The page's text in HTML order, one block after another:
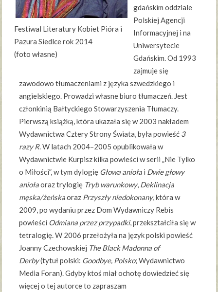
Festiwal Literatury Kobiet Pióra i
Pazura Siedlce rok 2014
(foto własne)
gdańskim oddziale
Polskiej Agencji
Informacyjnej i na
Uniwersytecie
Gdańskim. Od 1993
zajmuje się
zawodowo tłumaczeniami z języka szwedzkiego i
angielskiego. Prowadzi własne biuro tłumaczeń. Jest
członkinią Bałtyckiego Stowarzyszenia Tłumaczy.
Pierwszą książką, która ukazała się w 2003 nakładem
Wydawnictwa Cztery Strony Świata, była powieść 3
razy R. W latach 2004–2005 opublikowała w
Wydawnictwie Kurpisz kilka powieści w serii „Nie Tylko
o Miłości”, w tym dylogię Głowa anioła i Dwie głowy
aniołaoraz trylogię Tryb warunkowy, Deklinacja
męska/żeńskaoraz Przyszły niedokonany, która w
2009, po wydaniu przez Dom Wydawniczy Rebis
powieści Odmiana przez przypadki, przekształciła się w
tetralogię. W 2006 przełożyła na język polski powieść
Joanny Czechowskiej The Black Madonna of
Derby(tytuł polski: Goodbye, Polsko; Wydawnictwo
Media Foran). Gdyby ktoś miał ochotę dowiedzieć się
więcej o tej autorce to zapraszam